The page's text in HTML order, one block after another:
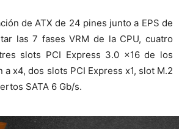
de ATX de 24 pines junto a EPS de
las 7 fases VRM de la CPU, cuatro
slots PCI Express 3.0 x16 de los
x4, dos slots PCI Express x1, slot M.2
SATA 6 Gb/s.